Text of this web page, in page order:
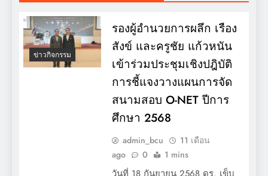
ข่าวกิจกรรม
รองผู้อำนวยการผลึก เรือง
สังข์ และครูชัย แก้วหนัน
เข้าร่วมประชุมเชิงปฎิบัติ
การชี้แจงวางแผนการจัด
สนามสอบ O-NET ปีการ
ศึกษา 2568
admin_bcu
11 เดือน
ago
0 1 mins